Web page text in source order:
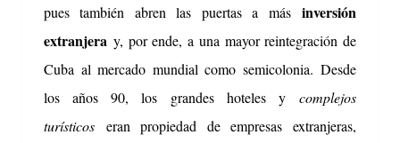
pues también abren las puertas a más inversión
extranjera y, por ende, a una mayor reintegración de
Cuba al mercado mundial como semicolonia. Desde
los años 90, los grandes hoteles y complejos
turísticos eran propiedad de empresas extranjeras,